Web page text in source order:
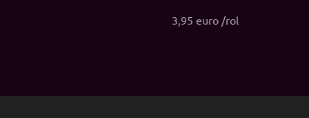
3,95 euro /rol